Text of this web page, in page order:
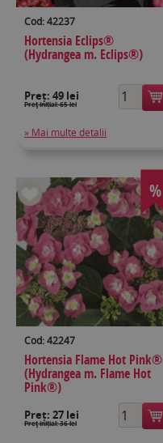
Cod: 42237
Hortensia Eclips®
(Hydrangea m. Eclips®)
Preț: 49 lei
Preţ inițial: 65 lei
» Mai multe detalii
%
Cod: 42247
Hortensia Flame Hot Pink®
(Hydrangea m. Flame Hot
Pink®)
Preț: 27 lei
Preţ inițial: 36 lei